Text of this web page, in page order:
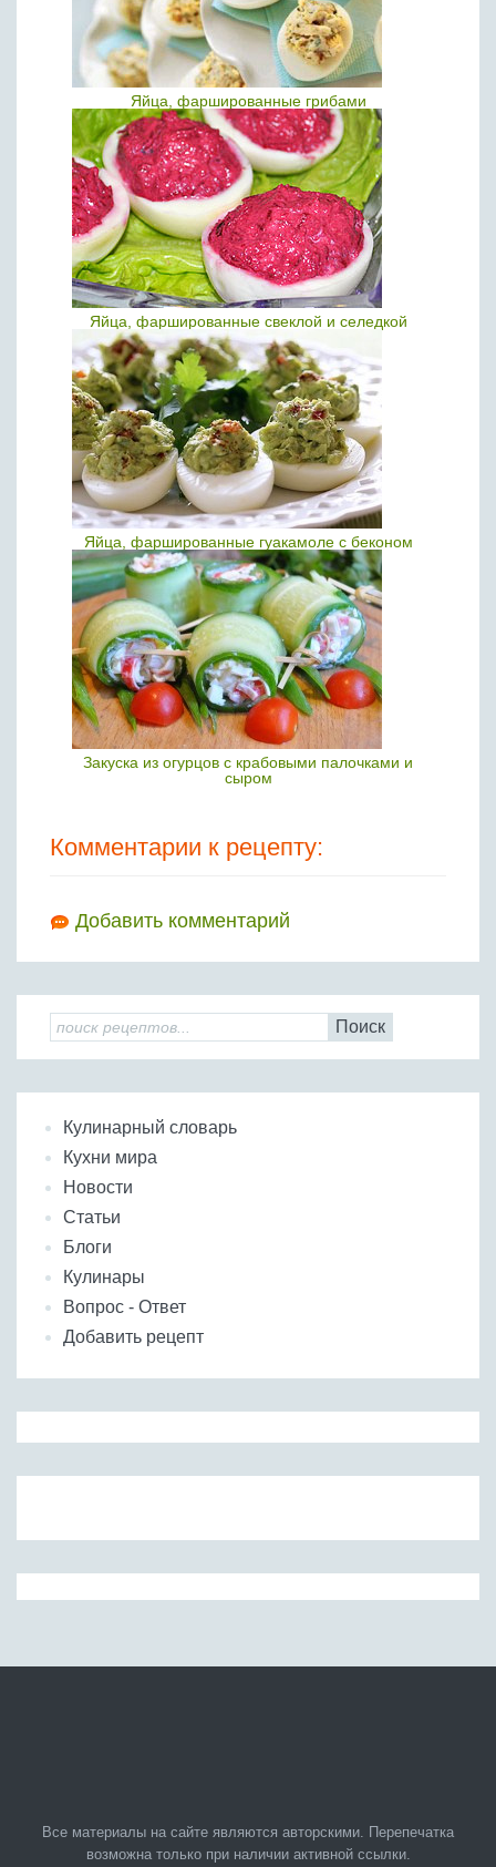
Яйца, фаршированные грибами
Яйца, фаршированные свеклой и селедкой
Яйца, фаршированные гуакамоле с беконом
Закуска из огурцов с крабовыми палочками и
сыром
Комментарии к рецепту:
Добавить комментарий
Поиск
Кулинарный словарь
Кухни мира
Новости
Статьи
Блоги
Кулинары
Вопрос - Ответ
Добавить рецепт
Все материалы на сайте являются авторскими. Перепечатка
возможна только при наличии активной ссылки.